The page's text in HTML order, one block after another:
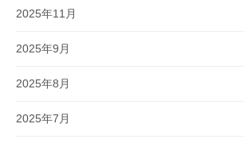
2025年11月
2025年9月
2025年8月
2025年7月